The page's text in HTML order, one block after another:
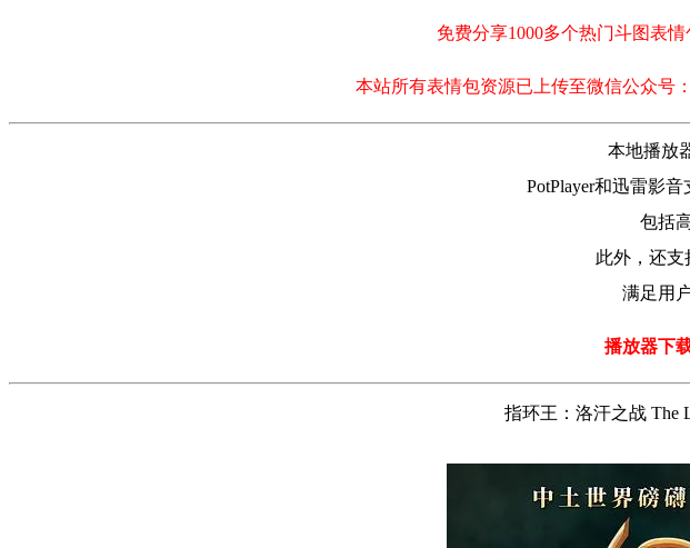
免费分享1000多个热门斗图
本站所有表情包资源已上传至微信公众号：
本地播放
PotPlayer和迅雷影
包括
此外，还支
满足用
播放器下
指环王：洛汗之战 The